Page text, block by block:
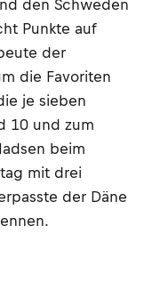
den Schweden
Punkte auf
der
die Favoriten
je sieben
10 und zum
beim
mit drei
der Däne